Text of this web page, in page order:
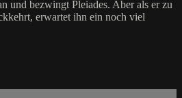
und bezwingt Pleiades. Aber als er zu
erwartet ihn ein noch viel